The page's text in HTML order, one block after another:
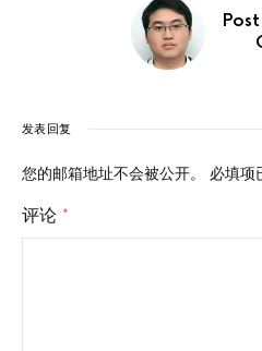
发表回复
您的邮箱地址不会被公开。 必填项
评论 *